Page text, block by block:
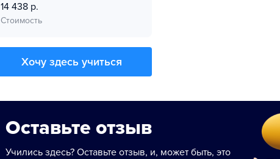
14 438 р.
Стоимость
Хочу здесь учиться
Оставьте отзыв
Учились здесь? Оставьте отзыв, и, может быть, это